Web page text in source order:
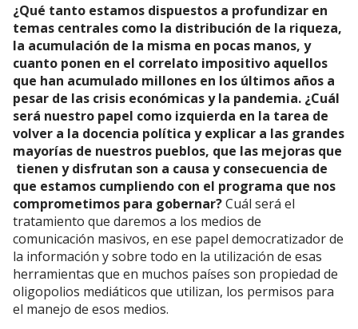
¿Qué tanto estamos dispuestos a profundizar en
temas centrales como la distribución de la riqueza,
la acumulación de la misma en pocas manos, y
cuanto ponen en el correlato impositivo aquellos
que han acumulado millones en los últimos años a
pesar de las crisis económicas y la pandemia. ¿Cuál
será nuestro papel como izquierda en la tarea de
volver a la docencia política y explicar a las grandes
mayorías de nuestros pueblos, que las mejoras que
tienen y disfrutan son a causa y consecuencia de
que estamos cumpliendo con el programa que nos
comprometimos para gobernar?Cuál será el
tratamiento que daremos a los medios de
comunicación masivos, en ese papel democratizador de
la información y sobre todo en la utilización de esas
herramientas que en muchos países son propiedad de
oligopolios mediáticos que utilizan, los permisos para
el manejo de esos medios.